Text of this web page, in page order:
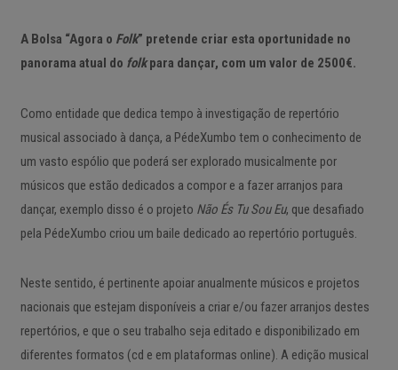
A Bolsa “Agora o Folk” pretende criar esta oportunidade no
panorama atual do folkpara dançar, com um valor de 2500€.
Como entidade que dedica tempo à investigação de repertório
musical associado à dança, a PédeXumbo tem o conhecimento de
um vasto espólio que poderá ser explorado musicalmente por
músicos que estão dedicados a compor e a fazer arranjos para
dançar, exemplo disso é o projeto Não És Tu Sou Eu, que desafiado
pela PédeXumbo criou um baile dedicado ao repertório português.
Neste sentido, é pertinente apoiar anualmente músicos e projetos
nacionais que estejam disponíveis a criar e/ou fazer arranjos destes
repertórios, e que o seu trabalho seja editado e disponibilizado em
diferentes formatos (cd e em plataformas online). A edição musical